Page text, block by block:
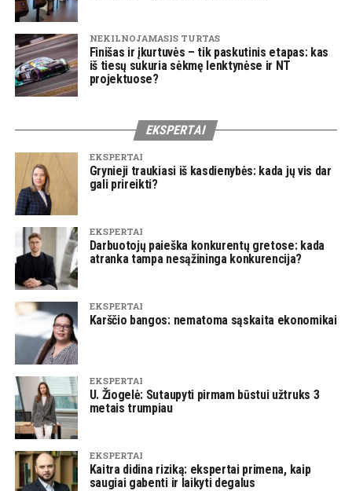
NEKILNOJAMASIS TURTAS
Finišas ir įkurtuvės – tik paskutinis etapas: kas
iš tiesų sukuria sėkmę lenktynėse ir NT
projektuose?
EKSPERTAI
EKSPERTAI
Grynieji traukiasi iš kasdienybės: kada jų vis dar
gali prireikti?
EKSPERTAI
Darbuotojų paieška konkurentų gretose: kada
atranka tampa nesąžininga konkurencija?
EKSPERTAI
Karščio bangos: nematoma sąskaita ekonomikai
EKSPERTAI
U. Žiogelė: Sutaupyti pirmam būstui užtruks 3
metais trumpiau
EKSPERTAI
Kaitra didina riziką: ekspertai primena, kaip
saugiai gabenti ir laikyti degalus